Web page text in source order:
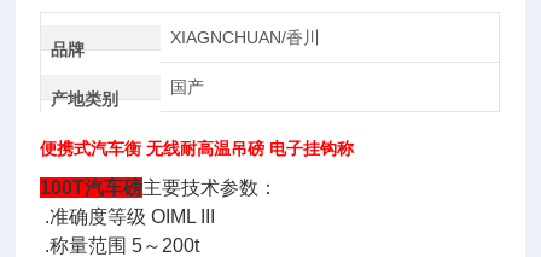
品牌
XIAGNCHUAN/香川
产地类别
国产
便携式汽车衡 无线耐高温吊磅 电子挂钩称
100T汽车磅主要技术参数：
.准确度等级 OIML III
.称量范围 5～200t